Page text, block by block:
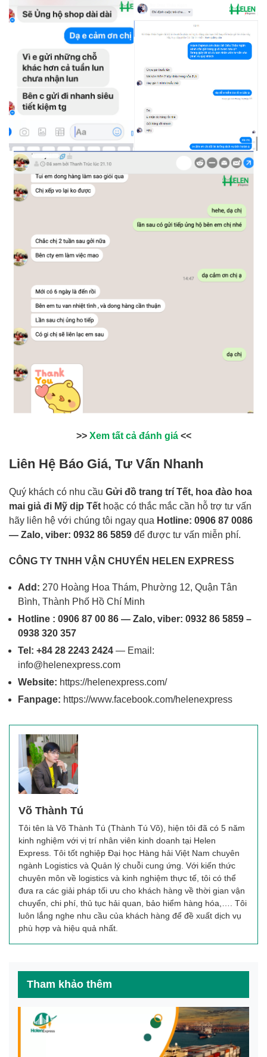
>> Xem tất cả đánh giá<<
Liên Hệ Báo Giá, Tư Vấn Nhanh
Quý khách có nhu cầu Gửi đồ trang trí Tết, hoa đào hoa
mai giả đi Mỹ dịp Tết hoặc có thắc mắc cần hỗ trợ tư vấn
hãy liên hệ với chúng tôi ngay qua Hotline: 0906 87 0086
— Zalo, viber: 0932 86 5859 để được tư vấn miễn phí.
CÔNG TY TNHH VẬN CHUYỂN HELEN EXPRESS
Add: 270 Hoàng Hoa Thám, Phường 12, Quận Tân
Bình, Thành Phố Hồ Chí Minh
Hotline : 0906 87 00 86 — Zalo, viber: 0932 86 5859 –
0938 320 357
Tel: +84 28 2243 2424 — Email:
info@helenexpress.com
Website: https://helenexpress.com/
Fanpage: https://www.facebook.com/helenexpress
Võ Thành Tú
Tôi tên là Võ Thành Tú (Thành Tú Võ), hiện tôi đã có 5 năm
kinh nghiệm với vị trí nhân viên kinh doanh tại Helen
Express. Tôi tốt nghiệp Đại học Hàng hải Việt Nam chuyên
ngành Logistics và Quản lý chuỗi cung ứng. Với kiến thức
chuyên môn về logistics và kinh nghiệm thực tế, tôi có thể
đưa ra các giải pháp tối ưu cho khách hàng về thời gian vận
chuyển, chi phí, thủ tục hải quan, bảo hiểm hàng hóa,…. Tôi
luôn lắng nghe nhu cầu của khách hàng để đề xuất dịch vụ
phù hợp và hiệu quả nhất.
Tham khảo thêm